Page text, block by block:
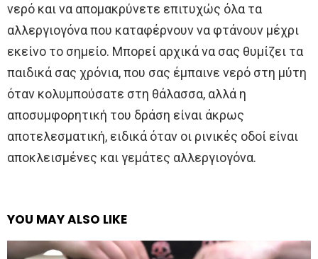
νερό και να απομακρύνετε επιτυχώς όλα τα
αλλεργιογόνα που καταφέρνουν να φτάνουν μέχρι
εκείνο το σημείο. Μπορεί αρχικά να σας θυμίζει τα
παιδικά σας χρόνια, που σας έμπαινε νερό στη μύτη
όταν κολυμπούσατε στη θάλασσα, αλλά η
αποσυμφορητική του δράση είναι άκρως
αποτελεσματική, ειδικά όταν οι ρινικές οδοί είναι
αποκλεισμένες και γεμάτες αλλεργιογόνα.
YOU MAY ALSO LIKE